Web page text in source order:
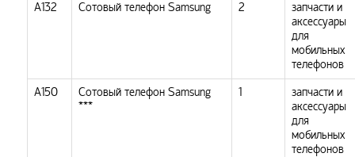
А132 Сотовый телефон Samsung 2
запчасти и
аксессуары
для
мобильных
телефонов
А150
Сотовый телефон Samsung
***
1
запчасти и
аксессуары
для
мобильных
телефонов